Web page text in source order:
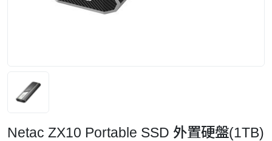
Netac ZX10 Portable SSD 外置硬盤(1TB)